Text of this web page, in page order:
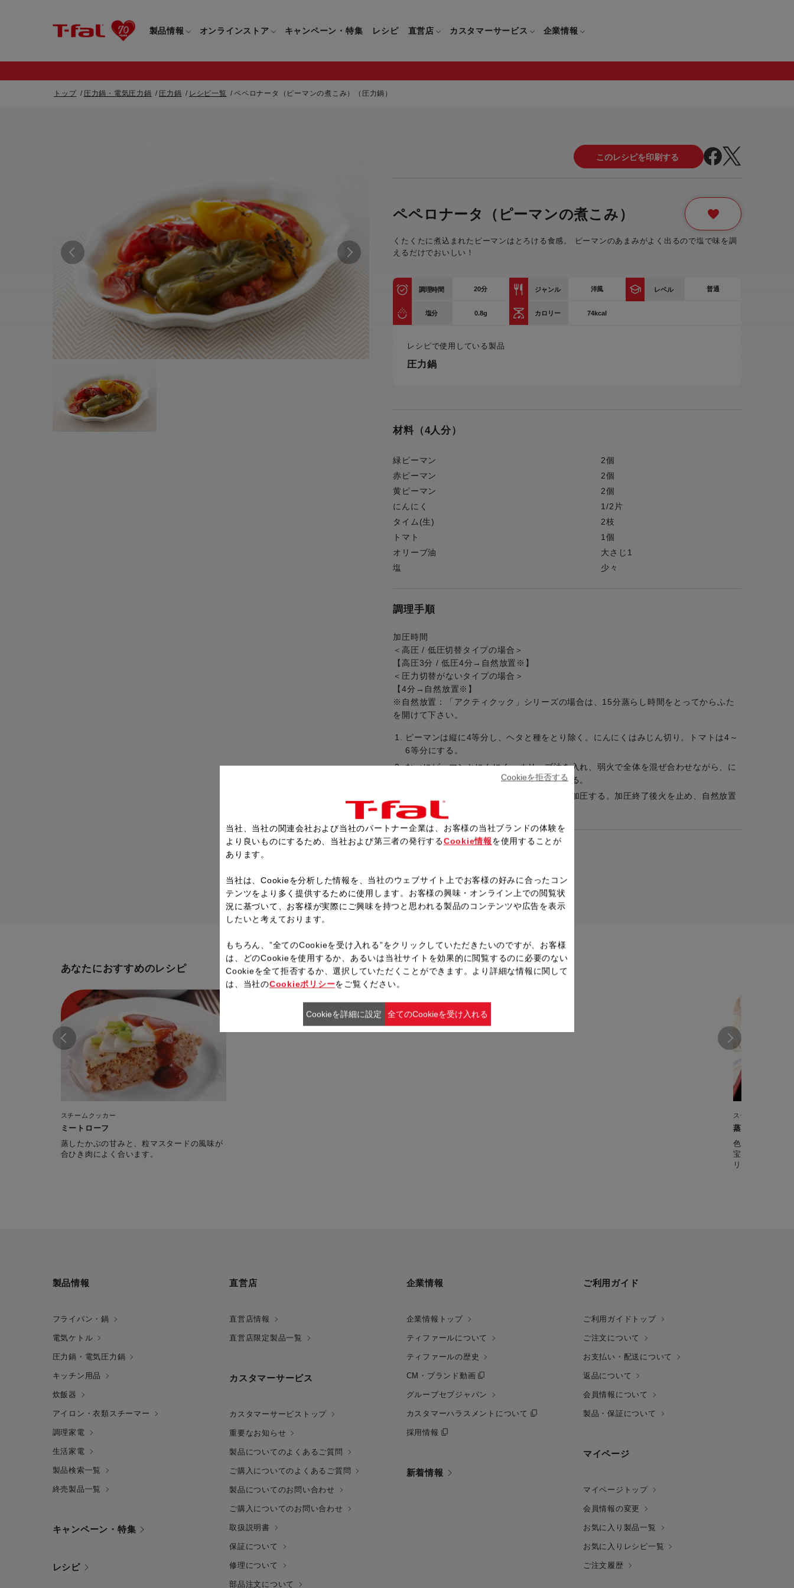
製品情報
取っ手のとれるフライパン・鍋
電気ケトル
すべての電気ケトル
圧力鍋・電気圧力鍋
すべての圧力鍋・電気圧力鍋
圧力鍋
ドリンクウェア
キッチンツール
カトラリー
炊飯器
すべての炊飯器
衣類スチーマーアイロン兼用タイプ
衣類スチーマー専用タイプ(1way)
ハンドブレンダー
フードプロセッサー
トースター
オンラインストア
取っ手のとれるフライパン・鍋一覧
電気ケトル一覧
すべての電気ケトル一覧
圧力鍋・電気圧力鍋一覧
すべての圧力鍋・電気圧力鍋一覧
圧力鍋一覧
電気圧力鍋一覧
マルチみじん切り器一覧
保存容器一覧
ドリンクウェア一覧
キッチンツール一覧
カトラリー一覧
炊飯器一覧
すべての炊飯器一覧
衣類スチーマー専用タイプ(1way)一
ハンドブレンダー一覧
フードプロセッサー一覧
すべての生活家電一覧
ギフト・プレゼント特集
ピックアップ
キャンペーン・特集 レシピ 直営店 カスタマーサービス
ティファール会員に関するよくある
ご質問
保証について
部品注文について
企業情報
グループセブジャパン
カスタマーハラスメント
について
トップ 圧力鍋・電気圧力鍋 圧力鍋 レシピ一覧 ペペロナータ（ピーマンの煮こみ）（圧力鍋）
ペペロナータ（ピーマンの煮こみ）
くたくたに煮込まれたピーマンはとろける食感。 ピーマンのあまみがよく出るので塩で味を調
えるだけでおいしい！
調理時間 20分 ジャンル 洋風 レベル 普通
塩分 0.8g カロリー 74kcal
レシピで使用している製品
圧力鍋
材料（4人分）
緑ピーマン
2個
赤ピーマン
2個
黄ピーマン
2個
にんにく
1/2片
タイム(生)
2枝
トマト
1個
オリーブ油
大さじ1
塩
少々
調理手順
加圧時間
＜高圧 / 低圧切替タイプの場合＞
【高圧3分 / 低圧4分→自然放置※】
＜圧力切替がないタイプの場合＞
【4分→自然放置※】
※自然放置：「アクティクック」シリーズの場合は、15分蒸らし時間をとってからふた
を開けて下さい。
ピーマンは縦に4等分し、ヘタと種をとり除く。にんにくはみじん切り。トマトは4～
6等分にする。
なべにピーマンとにんにく、オリーブ油を入れ、弱火で全体を混ぜ合わせながら、に
んにくの香りが出るまで炒め、軽く塩をする。
②にトマトとタイムをのせて、ふたをして加圧する。加圧終了後火を止め、自然放置
してふたをあける。
あなたにおすすめのレシピ
スチームクッカー
ミートローフ
蒸したかぶの甘みと、粒マスタードの風味が
合ひき肉によく合います。
スチームクッカー
蒸し寿司
色とりどりに具
宝寿司。 お祝
リです。
製品情報
フライパン・鍋
電気ケトル
圧力鍋・電気圧力鍋
キッチン用品
炊飯器
アイロン・衣類スチーマー
調理家電
生活家電
製品検索一覧
終売製品一覧
キャンペーン・特集
レシピ
直営店
直営店情報
直営店限定製品一覧
カスタマーサービス
カスタマーサービストップ
重要なお知らせ
製品についてのよくあるご質問
ご購入についてのよくあるご質問
製品についてのお問い合わせ
ご購入についてのお問い合わせ
取扱説明書
保証について
修理について
部品注文について
企業情報
企業情報トップ
ティファールについて
ティファールの歴史
CM・ブランド動画
グループセブジャパン
カスタマーハラスメントについて
採用情報
新着情報
ご利用ガイド
ご利用ガイドトップ
ご注文について
お支払い・配送について
返品について
会員情報について
製品・保証について
マイページ
マイページトップ
会員情報の変更
お気に入り製品一覧
お気に入りレシピ一覧
ご注文履歴
当社、当社の関連会社および当社のパートナー企業は、お客様の当社ブランドの体験を
より良いものにするため、当社および第三者の発行するCookie情報 を使用することが
あります。
当社は、Cookieを分析した情報を、当社のウェブサイト上でお客様の好みに合ったコン
テンツをより多く提供するために使用します。お客様の興味・オンライン上での閲覧状
況に基づいて、お客様が実際にご興味を持つと思われる製品のコンテンツや広告を表示
したいと考えております。
もちろん、”全てのCookieを受け入れる”をクリックしていただきたいのですが、お客様
は、どのCookieを使用するか、あるいは当社サイトを効果的に閲覧するのに必要のない
Cookieを全て拒否するか、選択していただくことができます。より詳細な情報に関して
は、当社のCookieポリシーをご覧ください。
Cookieを拒否する
Cookieを詳細に設定 全てのCookieを受け入れる